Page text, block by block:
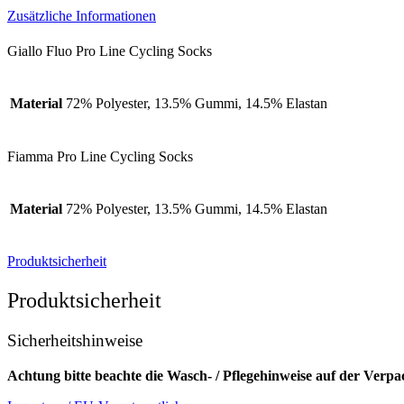
Zusätzliche Informationen
Giallo Fluo Pro Line Cycling Socks
Material 72% Polyester, 13.5% Gummi, 14.5% Elastan
Fiamma Pro Line Cycling Socks
Material 72% Polyester, 13.5% Gummi, 14.5% Elastan
Produktsicherheit
Produktsicherheit
Sicherheitshinweise
Achtung bitte beachte die Wasch- / Pflegehinweise auf der